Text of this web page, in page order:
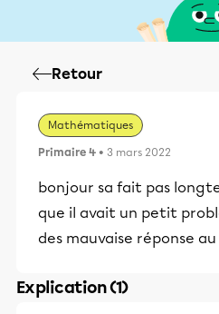
Retour
Mathématiques
Primaire 4 • 3 mars 2022
bonjour sa fait pas
que il avait un petit
des mauvaise réponse
Explication (1)